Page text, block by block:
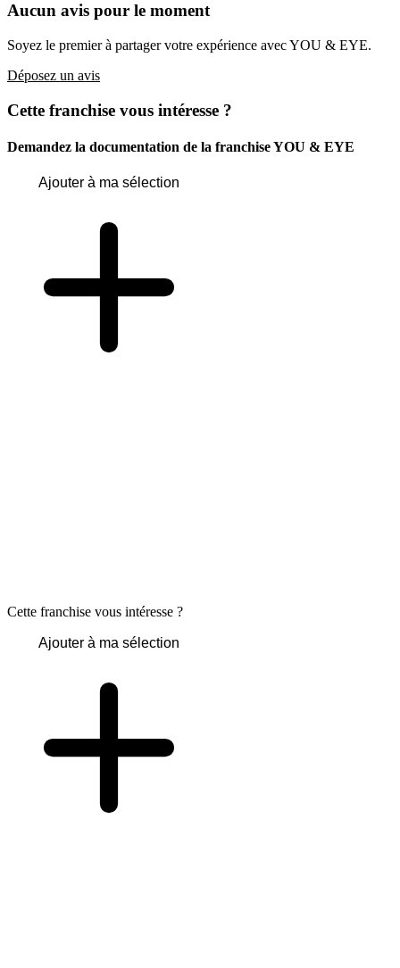
Aucun avis pour le moment
Soyez le premier à partager votre expérience avec YOU & EYE.
Déposez un avis
Cette franchise vous intéresse ?
Demandez la documentation de la franchiseYOU & EYE
Ajouter à ma sélection
Cette franchise vous intéresse ?
Ajouter à ma sélection